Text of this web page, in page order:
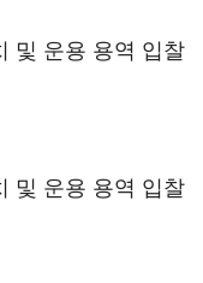
및 운용 용역 입찰
및 운용 용역 입찰